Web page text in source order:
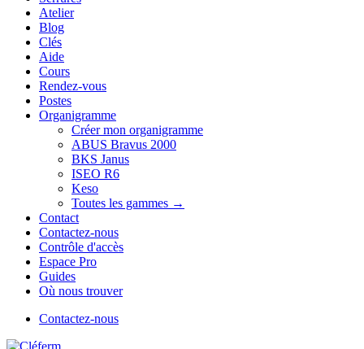
Atelier
Blog
Clés
Aide
Cours
Rendez-vous
Postes
Organigramme
Créer mon organigramme
ABUS Bravus 2000
BKS Janus
ISEO R6
Keso
Toutes les gammes →
Contact
Contactez-nous
Contrôle d'accès
Espace Pro
Guides
Où nous trouver
Contactez-nous